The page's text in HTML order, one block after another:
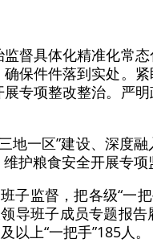
督具体化精准化常
保件件落到实处。
专项整改整治。严
地一区”建设、深度
护粮食安全开展专项
子监督，把各级“一
导班子成员专题报
上“一把手”185人。